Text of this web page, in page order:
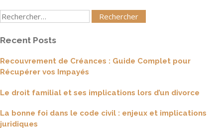
Rechercher
:
Recent Posts
Recouvrement de Créances : Guide Complet pour
Récupérer vos Impayés
Le droit familial et ses implications lors d’un divorce
La bonne foi dans le code civil : enjeux et implications
juridiques